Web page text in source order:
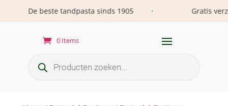
De beste tandpasta sinds 1905 Gratis
0 Items
zoeken